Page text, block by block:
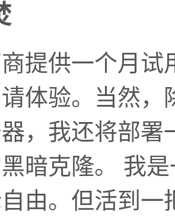
提供一个月
体验。当然，
，我还将部
暗克隆。 我
由。但活到一